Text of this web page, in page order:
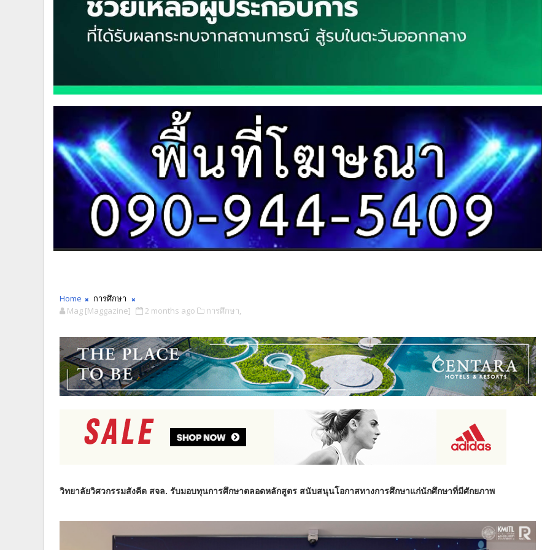
Home
การศึกษา
Mag [Maggazine]
2 months ago การศึกษา,
วิทยาลัยวิศวกรรมสังคีต สจล. รับมอบทุนการศึกษาตลอดหลักสูตร สนับสนุนโอกาสทางการศึกษาแก่นักศึกษาที่มีศักยภาพ